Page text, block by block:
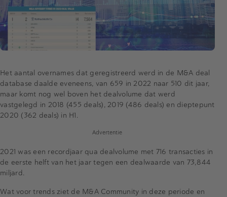
Het aantal overnames dat geregistreerd werd in de M&A deal
database daalde eveneens, van 659 in 2022 naar 510 dit jaar,
maar komt nog wel boven het dealvolume dat werd
vastgelegd in 2018 (455 deals), 2019 (486 deals) en dieptepunt
2020 (362 deals) in H1.
Advertentie
2021 was een recordjaar qua dealvolume met 716 transacties in
de eerste helft van het jaar tegen een dealwaarde van 73,844
miljard.
Wat voor trends ziet de M&A Community in deze periode en